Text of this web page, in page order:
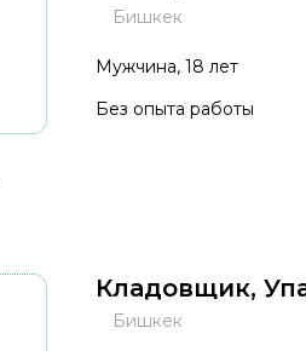
Бишкек
Мужчина, 18 лет
Без опыта работы
Кладовщик,
Бишкек